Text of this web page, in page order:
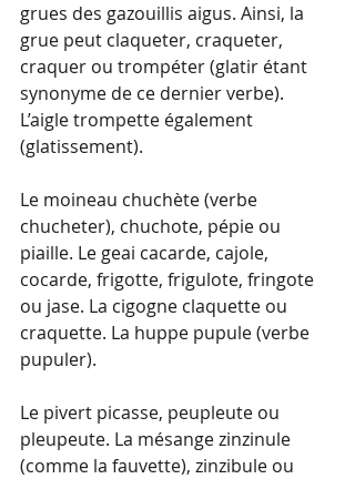
grues des gazouillis aigus. Ainsi, la
grue peut claqueter, craqueter,
craquer ou trompéter (glatir étant
synonyme de ce dernier verbe).
L’aigle trompette également
(glatissement).
Le moineau chuchète (verbe
chucheter), chuchote, pépie ou
piaille. Le geai cacarde, cajole,
cocarde, frigotte, frigulote, fringote
ou jase. La cigogne claquette ou
craquette. La huppe pupule (verbe
pupuler).
Le pivert picasse, peupleute ou
pleupeute. La mésange zinzinule
(comme la fauvette), zinzibule ou